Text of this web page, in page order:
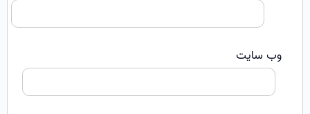
وب‌ سایت